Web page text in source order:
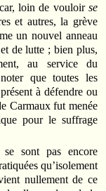
loin de vouloir se
et autres, la grève
un nouvel anneau
de lutte ; bien plus,
au service du
que toutes les
à défendre ou
Carmaux fut menée
pour le suffrage
sont pas encore
qu’isolement
nullement de ce